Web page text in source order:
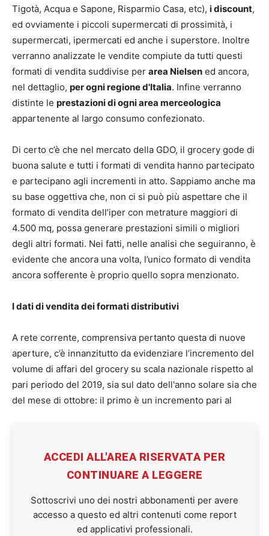
Tigotà, Acqua e Sapone, Risparmio Casa, etc), i discount,
ed ovviamente i piccoli supermercati di prossimità, i
supermercati, ipermercati ed anche i superstore. Inoltre
verranno analizzate le vendite compiute da tutti questi
formati di vendita suddivise per area Nielsen ed ancora,
nel dettaglio, per ogni regione d'Italia. Infine verranno
distinte le prestazioni di ogni area merceologica
appartenente al largo consumo confezionato.
Di certo c’è che nel mercato della GDO, il grocery gode di
buona salute e tutti i formati di vendita hanno partecipato
e partecipano agli incrementi in atto. Sappiamo anche ma
su base oggettiva che, non ci si può più aspettare che il
formato di vendita dell’iper con metrature maggiori di
4.500 mq, possa generare prestazioni simili o migliori
degli altri formati. Nei fatti, nelle analisi che seguiranno, è
evidente che ancora una volta, l’unico formato di vendita
ancora sofferente è proprio quello sopra menzionato.
I dati di vendita dei formati distributivi
A rete corrente, comprensiva pertanto questa di nuove
aperture, c’è innanzitutto da evidenziare l’incremento del
volume di affari del grocery su scala nazionale rispetto al
pari periodo del 2019, sia sul dato dell'anno solare sia che
del mese di ottobre: il primo è un incremento pari al
ACCEDI ALL'AREA RISERVATA PER
CONTINUARE A LEGGERE
Sottoscrivi uno dei nostri abbonamenti per avere
accesso a questo ed altri contenuti come report
ed applicativi professionali.